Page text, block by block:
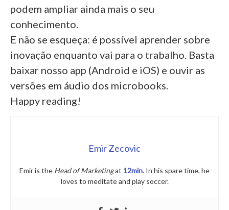
podem ampliar ainda mais o seu
conhecimento.
E não se esqueça: é possível aprender sobre
inovação enquanto vai para o trabalho. Basta
baixar nosso app (Android e iOS) e ouvir as
versões em áudio dos microbooks.
Happy reading!
Emir Zecovic
Emir is the Head of Marketingat 12min. In his spare time, he
loves to meditate and play soccer.